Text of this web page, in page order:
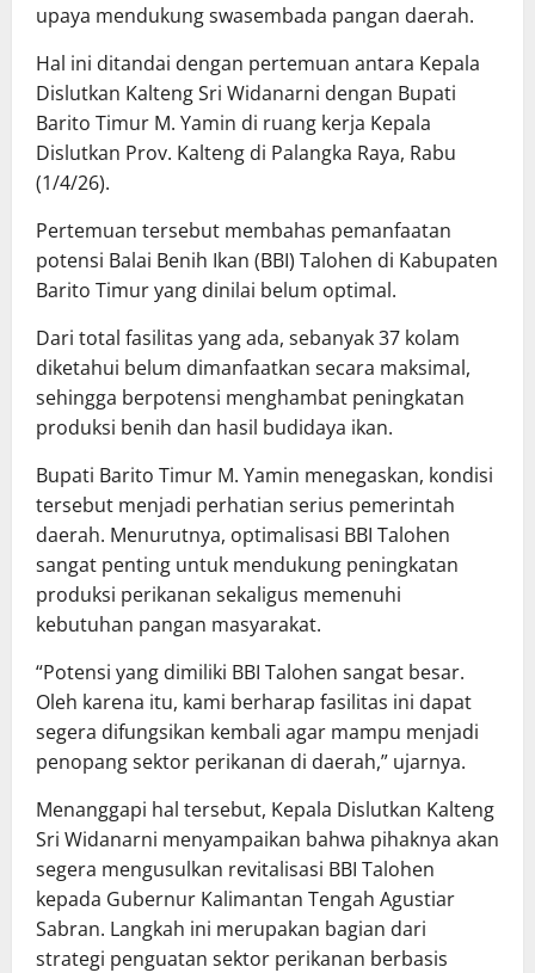
upaya mendukung swasembada pangan daerah.
Hal ini ditandai dengan pertemuan antara Kepala
Dislutkan Kalteng Sri Widanarni dengan Bupati
Barito Timur M. Yamin di ruang kerja Kepala
Dislutkan Prov. Kalteng di Palangka Raya, Rabu
(1/4/26).
Pertemuan tersebut membahas pemanfaatan
potensi Balai Benih Ikan (BBI) Talohen di Kabupaten
Barito Timur yang dinilai belum optimal.
Dari total fasilitas yang ada, sebanyak 37 kolam
diketahui belum dimanfaatkan secara maksimal,
sehingga berpotensi menghambat peningkatan
produksi benih dan hasil budidaya ikan.
Bupati Barito Timur M. Yamin menegaskan, kondisi
tersebut menjadi perhatian serius pemerintah
daerah. Menurutnya, optimalisasi BBI Talohen
sangat penting untuk mendukung peningkatan
produksi perikanan sekaligus memenuhi
kebutuhan pangan masyarakat.
“Potensi yang dimiliki BBI Talohen sangat besar.
Oleh karena itu, kami berharap fasilitas ini dapat
segera difungsikan kembali agar mampu menjadi
penopang sektor perikanan di daerah,” ujarnya.
Menanggapi hal tersebut, Kepala Dislutkan Kalteng
Sri Widanarni menyampaikan bahwa pihaknya akan
segera mengusulkan revitalisasi BBI Talohen
kepada Gubernur Kalimantan Tengah Agustiar
Sabran. Langkah ini merupakan bagian dari
strategi penguatan sektor perikanan berbasis